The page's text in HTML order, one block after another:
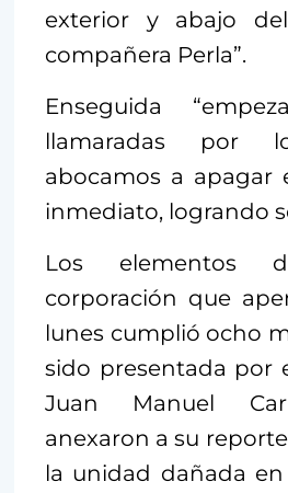
exterior y abajo
compañera Perla”.
Enseguida
llamaradas por
abocamos a apagar
inmediato, logrando
Los elementos
corporación que
lunes cumplió ocho
sido presentada por
Juan Manuel
anexaron a su
la unidad dañada